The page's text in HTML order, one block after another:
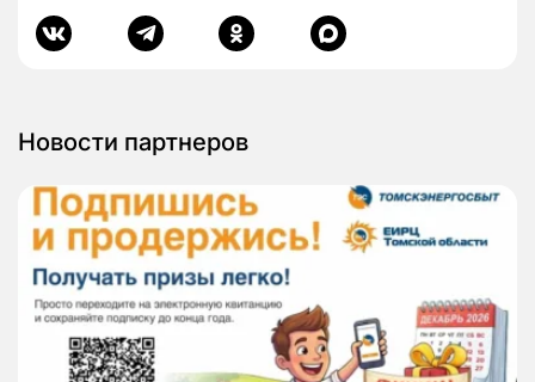
Новости партнеров